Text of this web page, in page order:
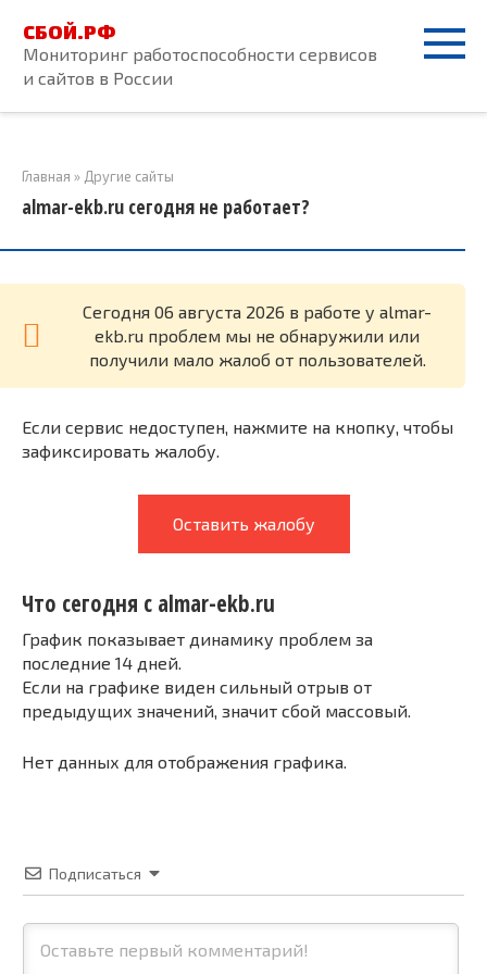
контенту
СБОЙ.РФ
Мониторинг работоспособности сервисов
и сайтов в России
Главная » Другие сайты
almar-ekb.ru сегодня не работает?
Cегодня 06 августа 2026 в работе у almar-
ekb.ru проблем мы не обнаружили или
получили мало жалоб от пользователей.
Если сервис недоступен, нажмите на кнопку, чтобы
зафиксировать жалобу.
Оставить жалобу
Что сегодня с almar-ekb.ru
График показывает динамику проблем за
последние 14 дней.
Если на графике виден сильный отрыв от
предыдущих значений, значит сбой массовый.
Нет данных для отображения графика.
Подписаться